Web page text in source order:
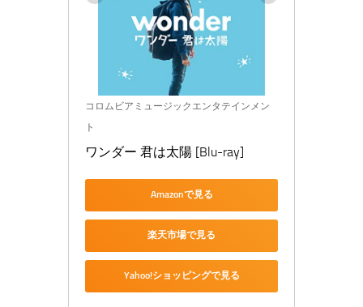
コロムビアミュージックエンタテインメン
ト
ワンダー 君は太陽 [Blu-ray]
Amazonで見る
楽天市場で見る
Yahoo!ショッピングで見る